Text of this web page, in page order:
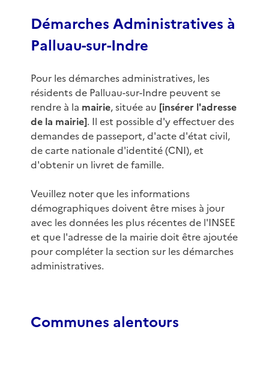
Démarches Administratives à
Palluau-sur-Indre
Pour les démarches administratives, les
résidents de Palluau-sur-Indre peuvent se
rendre à la mairie, située au [insérer l'adresse
de la mairie]. Il est possible d'y effectuer des
demandes de passeport, d'acte d'état civil,
de carte nationale d'identité (CNI), et
d'obtenir un livret de famille.
Veuillez noter que les informations
démographiques doivent être mises à jour
avec les données les plus récentes de l'INSEE
et que l'adresse de la mairie doit être ajoutée
pour compléter la section sur les démarches
administratives.
Communes alentours